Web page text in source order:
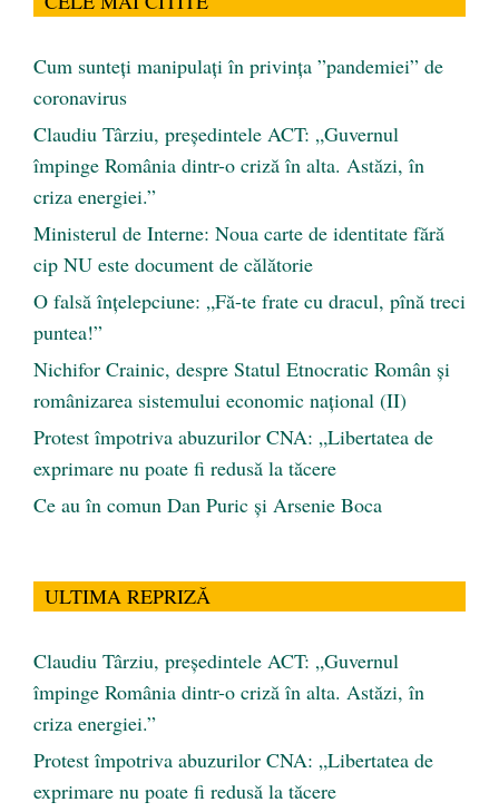
Cum sunteți manipulați în privința ”pandemiei” de
coronavirus
Claudiu Târziu, președintele ACT: „Guvernul
împinge România dintr-o criză în alta. Astăzi, în
criza energiei.”
Ministerul de Interne: Noua carte de identitate fără
cip NU este document de călătorie
O falsă înțelepciune: „Fă-te frate cu dracul, pînă treci
puntea!”
Nichifor Crainic, despre Statul Etnocratic Român şi
românizarea sistemului economic naţional (II)
Protest împotriva abuzurilor CNA: „Libertatea de
exprimare nu poate fi redusă la tăcere
Ce au în comun Dan Puric şi Arsenie Boca
ULTIMA REPRIZĂ
Claudiu Târziu, președintele ACT: „Guvernul
împinge România dintr-o criză în alta. Astăzi, în
criza energiei.”
Protest împotriva abuzurilor CNA: „Libertatea de
exprimare nu poate fi redusă la tăcere